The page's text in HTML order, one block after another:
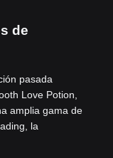
de
pasada
Love Potion,
amplia gama de
la